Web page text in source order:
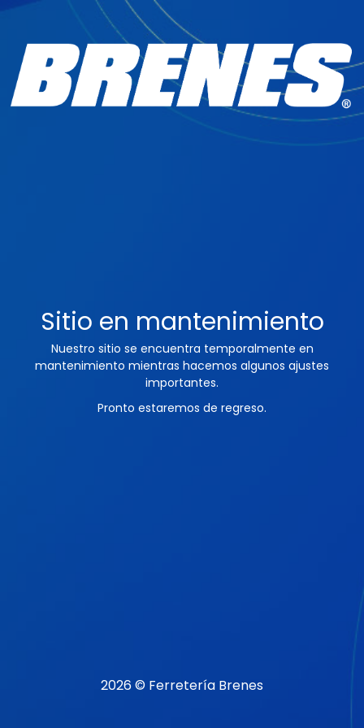
Sitio en mantenimiento
Nuestro sitio se encuentra temporalmente en
mantenimiento mientras hacemos algunos ajustes
importantes.
Pronto estaremos de regreso.
2026 © Ferretería Brenes